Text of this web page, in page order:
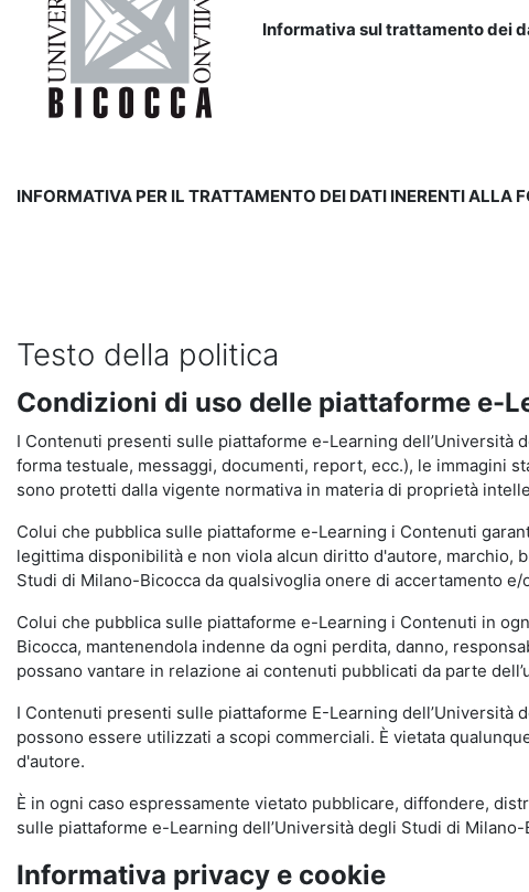
Informativa sul trattamento dei
INFORMATIVA PER IL TRATTAMENTO DEI DATI INERENTI ALLA
Testo della politica
Condizioni di uso delle piattaforme e-
I Contenuti presenti sulle piattaforme e-Learning
forma testuale, messaggi, documenti, report, ecc.), le immagini
sono protetti dalla vigente normativa in materia di proprietà
Colui che pubblica sulle piattaforme e-Learning i Contenuti
legittima disponibilità e non viola alcun diritto d'autore, marchio,
Studi di Milano-Bicocca da qualsivoglia onere di accertamento
Colui che pubblica sulle piattaforme e-Learning i Contenuti in
Bicocca, mantenendola indenne da ogni perdita, danno,
possano vantare in relazione ai contenuti pubblicati da parte
I Contenuti presenti sulle piattaforme E-Learning
possono essere utilizzati a scopi commerciali. È vietata
d'autore.
È in ogni caso espressamente vietato pubblicare, diffondere,
sulle piattaforme e-Learning dell’Università degli Studi di
Informativa privacy e cookie